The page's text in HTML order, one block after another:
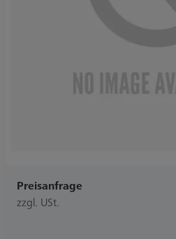
Preisanfrage
zzgl. USt.